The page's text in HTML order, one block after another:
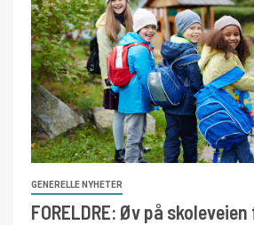
GENERELLE NYHETER
FORELDRE: Øv på